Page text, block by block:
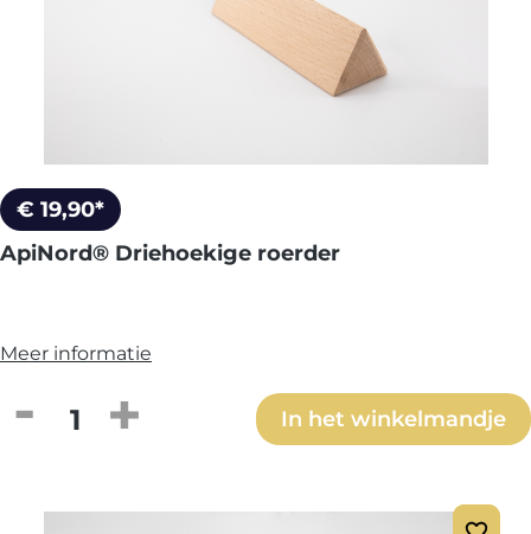
€ 19,90*
ApiNord® Driehoekige roerder
Meer informatie
Producthoeveelheid: Voer deIn het winkelmandje